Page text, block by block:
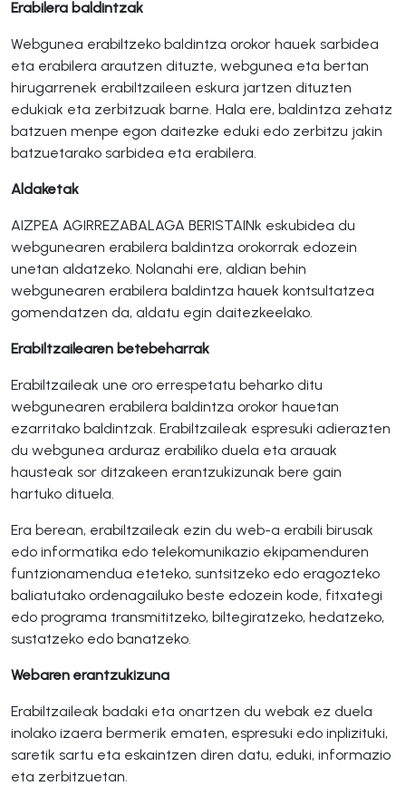
Erabilera baldintzak
Webgunea erabiltzeko baldintza orokor hauek sarbidea
eta erabilera arautzen dituzte, webgunea eta bertan
hirugarrenek erabiltzaileen eskura jartzen dituzten
edukiak eta zerbitzuak barne. Hala ere, baldintza zehatz
batzuen menpe egon daitezke eduki edo zerbitzu jakin
batzuetarako sarbidea eta erabilera.
Aldaketak
AIZPEA AGIRREZABALAGA BERISTAINk eskubidea du
webgunearen erabilera baldintza orokorrak edozein
unetan aldatzeko. Nolanahi ere, aldian behin
webgunearen erabilera baldintza hauek kontsultatzea
gomendatzen da, aldatu egin daitezkeelako.
Erabiltzailearen betebeharrak
Erabiltzaileak une oro errespetatu beharko ditu
webgunearen erabilera baldintza orokor hauetan
ezarritako baldintzak. Erabiltzaileak espresuki adierazten
du webgunea arduraz erabiliko duela eta arauak
hausteak sor ditzakeen erantzukizunak bere gain
hartuko dituela.
Era berean, erabiltzaileak ezin du web-a erabili birusak
edo informatika edo telekomunikazio ekipamenduren
funtzionamendua eteteko, suntsitzeko edo eragozteko
baliatutako ordenagailuko beste edozein kode, fitxategi
edo programa transmititzeko, biltegiratzeko, hedatzeko,
sustatzeko edo banatzeko.
Webaren erantzukizuna
Erabiltzaileak badaki eta onartzen du webak ez duela
inolako izaera bermerik ematen, espresuki edo inplizituki,
saretik sartu eta eskaintzen diren datu, eduki, informazio
eta zerbitzuetan.